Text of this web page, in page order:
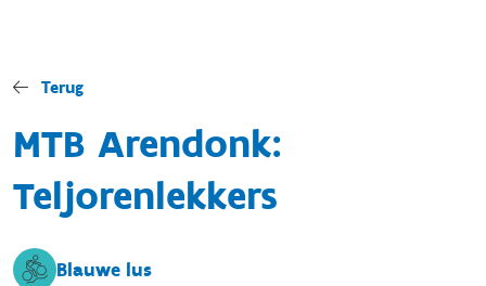
Terug
MTB Arendonk:
Teljorenlekkers
Blauwe lus